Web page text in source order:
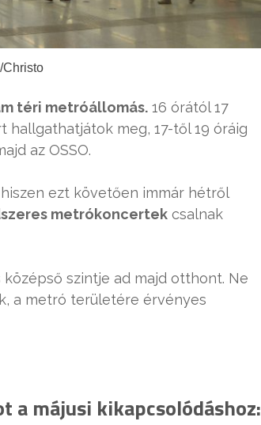
Christo
téri metróállomás. 16 órától 17
meg, 17-től 19 óráig
az OSSO.
ezt követően immár hétről
metrókoncertek csalnak
szintje ad majd otthont. Ne
a metró területére érvényes
a májusi kikapcsolódáshoz: